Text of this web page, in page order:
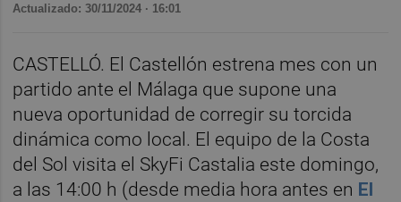
Actualizado: 30/11/2024 · 16:01
CASTELLÓ. El Castellón estrena mes con un
partido ante el Málaga que supone una
nueva oportunidad de corregir su torcida
dinámica como local. El equipo de la Costa
del Sol visita el SkyFi Castalia este domingo,
a las 14:00 h (desde media hora antes en El